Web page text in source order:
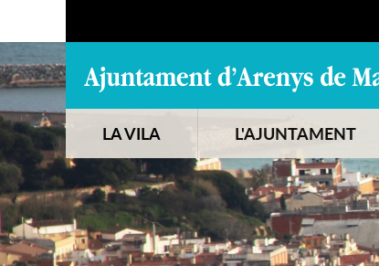
LA VILA L'AJUNTAMENT